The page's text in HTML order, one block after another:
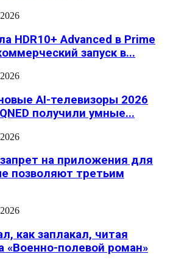
HDR10+ Advanced в Prime
запуск в...
AI-телевизоры 2026
получили умные...
на приложения для
позволяют третьим
как заплакал, читая
«Военно-полевой роман»